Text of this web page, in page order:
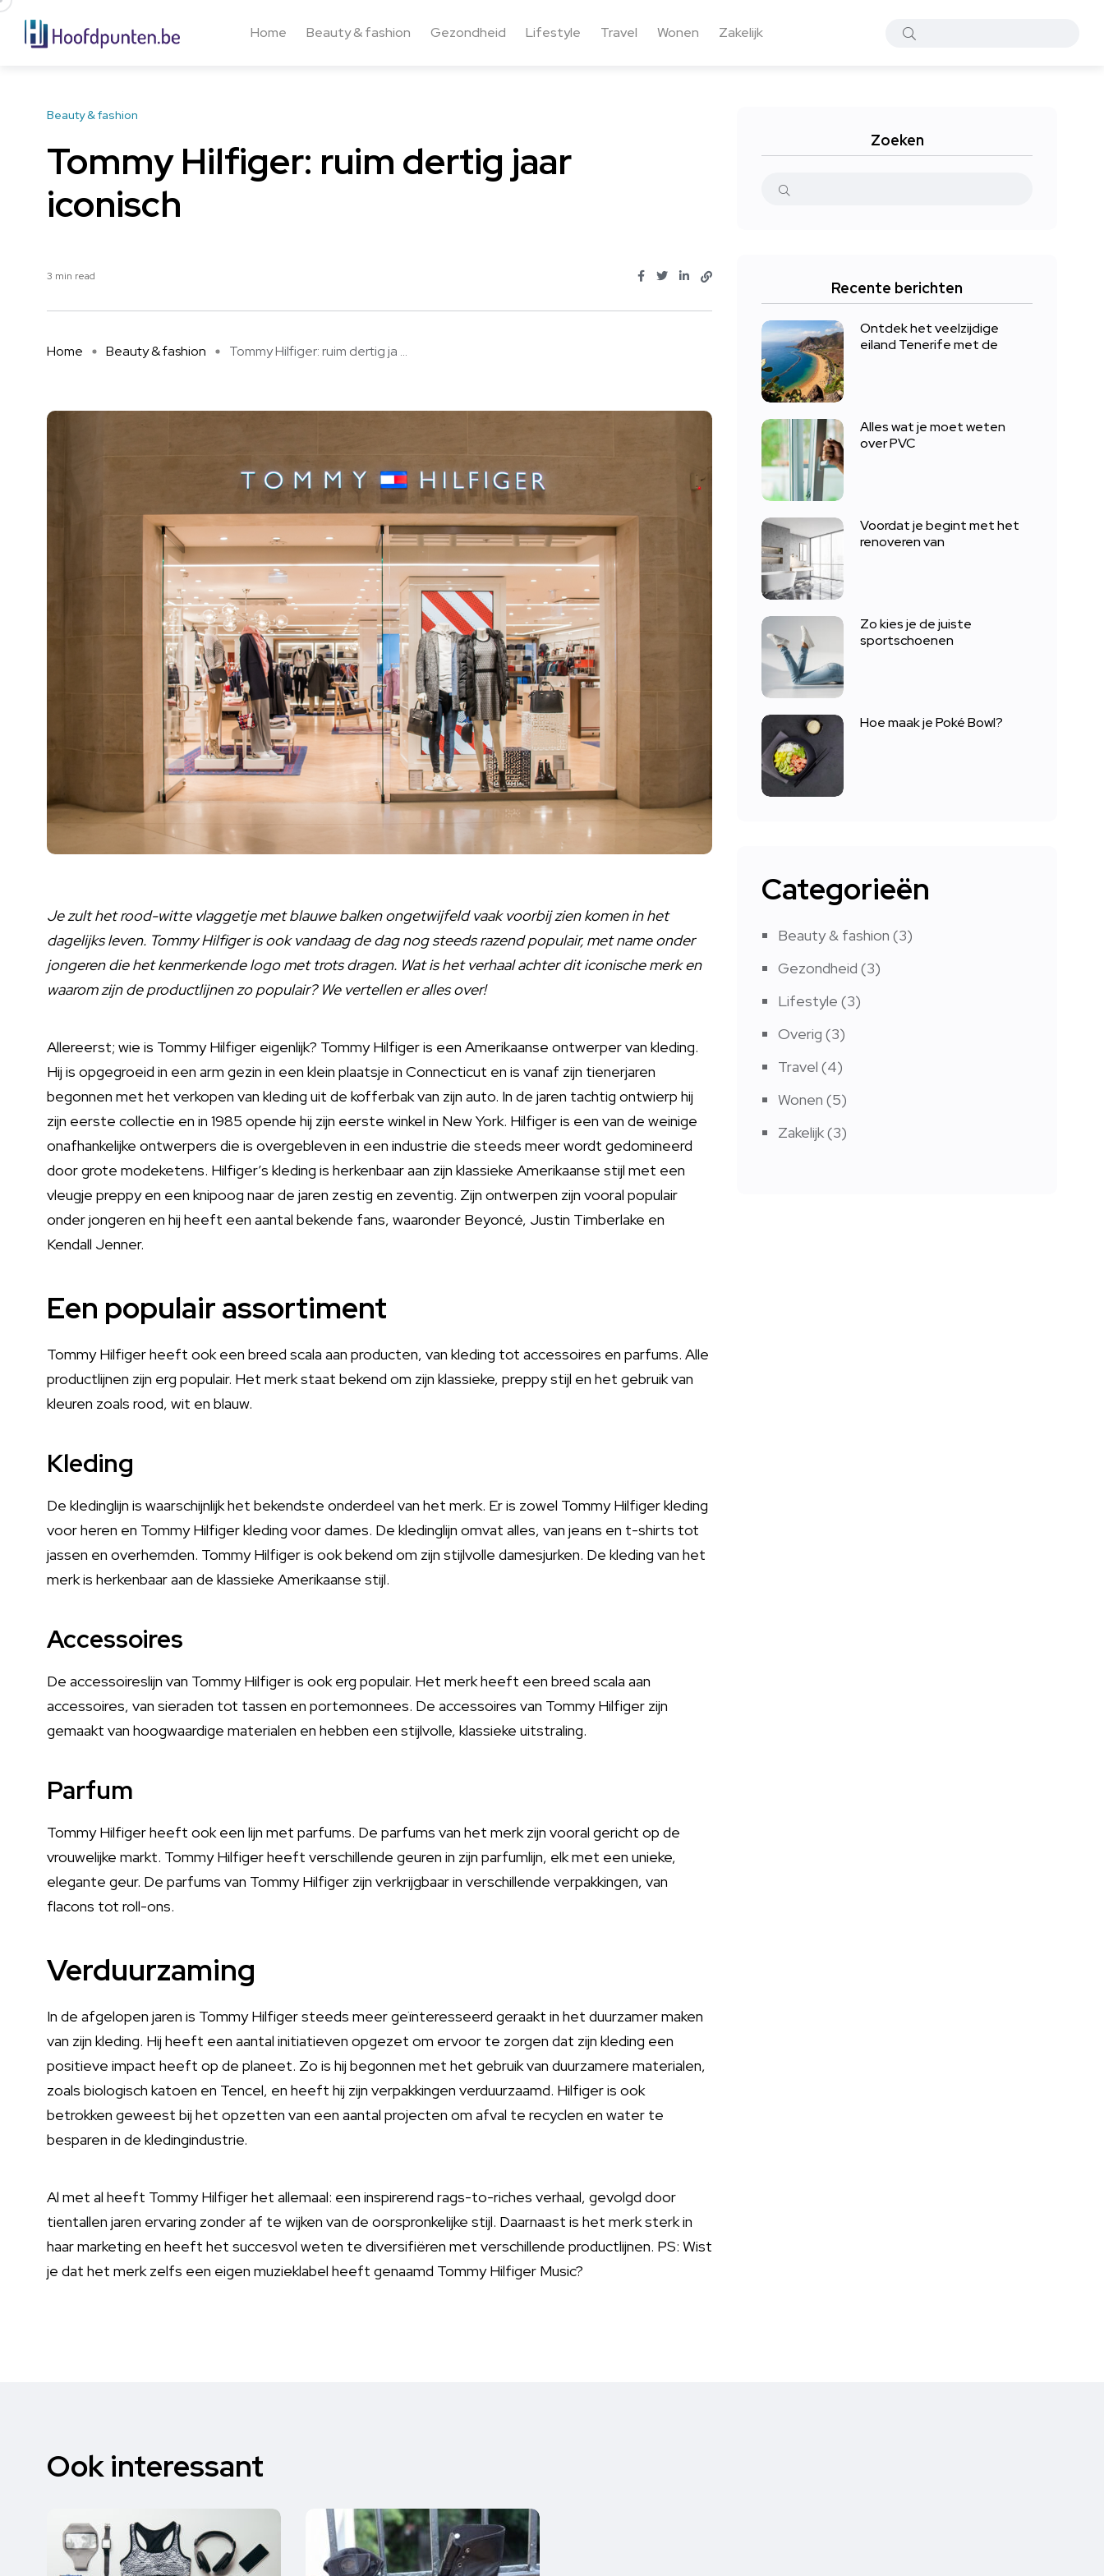
Home Beauty & fashion Gezondheid Lifestyle Travel Wonen Zakelijk
Beauty & fashion
Tommy Hilfiger: ruim dertig jaar
iconisch
3 min read
Home Beauty & fashion Tommy Hilfiger: ruim dertig ja ...
Je zult het rood-witte vlaggetje met blauwe balken ongetwijfeld vaak voorbij zien komen in het
dagelijks leven. Tommy Hilfiger is ook vandaag de dag nog steeds razend populair, met name onder
jongeren die het kenmerkende logo met trots dragen. Wat is het verhaal achter dit iconische merk en
waarom zijn de productlijnen zo populair? We vertellen er alles over!
Allereerst; wie is Tommy Hilfiger eigenlijk? Tommy Hilfiger is een Amerikaanse ontwerper van kleding.
Hij is opgegroeid in een arm gezin in een klein plaatsje in Connecticut en is vanaf zijn tienerjaren
begonnen met het verkopen van kleding uit de kofferbak van zijn auto. In de jaren tachtig ontwierp hij
zijn eerste collectie en in 1985 opende hij zijn eerste winkel in New York. Hilfiger is een van de weinige
onafhankelijke ontwerpers die is overgebleven in een industrie die steeds meer wordt gedomineerd
door grote modeketens. Hilfiger’s kleding is herkenbaar aan zijn klassieke Amerikaanse stijl met een
vleugje preppy en een knipoog naar de jaren zestig en zeventig. Zijn ontwerpen zijn vooral populair
onder jongeren en hij heeft een aantal bekende fans, waaronder Beyoncé, Justin Timberlake en
Kendall Jenner.
Een populair assortiment
Tommy Hilfiger heeft ook een breed scala aan producten, van kleding tot accessoires en parfums. Alle
productlijnen zijn erg populair. Het merk staat bekend om zijn klassieke, preppy stijl en het gebruik van
kleuren zoals rood, wit en blauw.
Kleding
De kledinglijn is waarschijnlijk het bekendste onderdeel van het merk. Er is zowel Tommy Hilfiger kleding
voor heren en Tommy Hilfiger kleding voor dames. De kledinglijn omvat alles, van jeans en t-shirts tot
jassen en overhemden. Tommy Hilfiger is ook bekend om zijn stijlvolle damesjurken. De kleding van het
merk is herkenbaar aan de klassieke Amerikaanse stijl.
Accessoires
De accessoireslijn van Tommy Hilfiger is ook erg populair. Het merk heeft een breed scala aan
accessoires, van sieraden tot tassen en portemonnees. De accessoires van Tommy Hilfiger zijn
gemaakt van hoogwaardige materialen en hebben een stijlvolle, klassieke uitstraling.
Parfum
Tommy Hilfiger heeft ook een lijn met parfums. De parfums van het merk zijn vooral gericht op de
vrouwelijke markt. Tommy Hilfiger heeft verschillende geuren in zijn parfumlijn, elk met een unieke,
elegante geur. De parfums van Tommy Hilfiger zijn verkrijgbaar in verschillende verpakkingen, van
flacons tot roll-ons.
Verduurzaming
In de afgelopen jaren is Tommy Hilfiger steeds meer geïnteresseerd geraakt in het duurzamer maken
van zijn kleding. Hij heeft een aantal initiatieven opgezet om ervoor te zorgen dat zijn kleding een
positieve impact heeft op de planeet. Zo is hij begonnen met het gebruik van duurzamere materialen,
zoals biologisch katoen en Tencel, en heeft hij zijn verpakkingen verduurzaamd. Hilfiger is ook
betrokken geweest bij het opzetten van een aantal projecten om afval te recyclen en water te
besparen in de kledingindustrie.
Al met al heeft Tommy Hilfiger het allemaal: een inspirerend rags-to-riches verhaal, gevolgd door
tientallen jaren ervaring zonder af te wijken van de oorspronkelijke stijl. Daarnaast is het merk sterk in
haar marketing en heeft het succesvol weten te diversifiëren met verschillende productlijnen. PS: Wist
je dat het merk zelfs een eigen muzieklabel heeft genaamd Tommy Hilfiger Music?
Zoeken
Recente berichten
Ontdek het veelzijdige
eiland Tenerife met de
Alles wat je moet weten
over PVC
Voordat je begint met het
renoveren van
Zo kies je de juiste
sportschoenen
Hoe maak je Poké Bowl?
Categorieën
Beauty & fashion (3)
Gezondheid (3)
Lifestyle (3)
Overig (3)
Travel (4)
Wonen (5)
Zakelijk(3)
Ook interessant